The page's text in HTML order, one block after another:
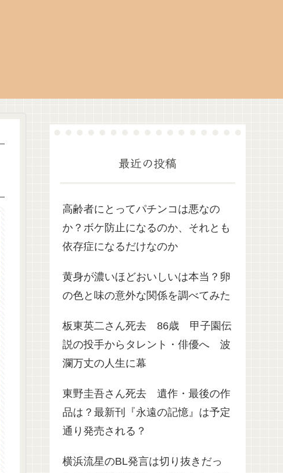
最近の投稿
高齢者にとってパチンコは悪なの
か？ボケ防止になるのか、それとも
依存症になるだけなのか
黄身が濃いほどおいしいは本当？卵
の色と味の意外な関係を調べてみた
板東英二さん死去 86歳 甲子園伝
説の投手からタレント・俳優へ 波
瀾万丈の人生に幕
東野圭吾さん死去 遺作・最後の作
品は？最新刊『永遠の記憶』は予定
通り発売される？
横浜流星のBL発言は切り抜きだっ